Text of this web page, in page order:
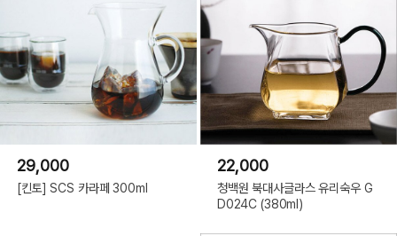
29,000
[킨토] SCS 카라페 300ml
22,000
청백원 북대사글라스 유리숙우 G
D024C (380ml)